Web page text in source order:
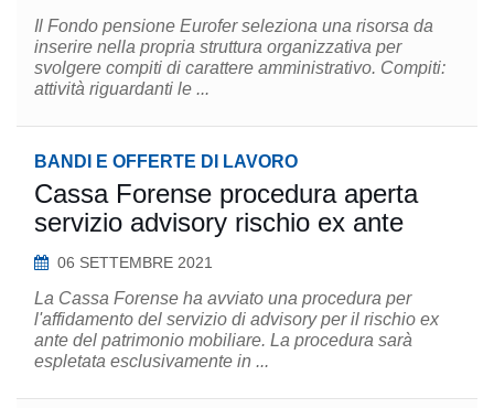
Il Fondo pensione Eurofer seleziona una risorsa da
inserire nella propria struttura organizzativa per
svolgere compiti di carattere amministrativo. Compiti:
attività riguardanti le ...
BANDI E OFFERTE DI LAVORO
Cassa Forense procedura aperta
servizio advisory rischio ex ante
06 SETTEMBRE 2021
La Cassa Forense ha avviato una procedura per
l'affidamento del servizio di advisory per il rischio ex
ante del patrimonio mobiliare. La procedura sarà
espletata esclusivamente in ...